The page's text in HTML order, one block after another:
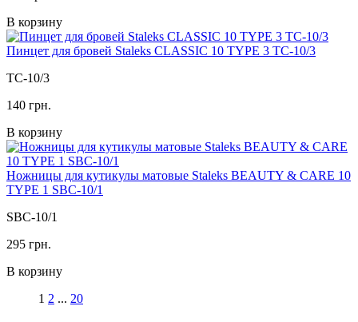
В корзину
Пинцет для бровей Staleks CLASSIC 10 TYPE 3 TC-10/3
TC-10/3
140 грн.
В корзину
Ножницы для кутикулы матовые Staleks BEAUTY & CARE 10
TYPE 1 SBC-10/1
SBC-10/1
295 грн.
В корзину
1 2 ... 20